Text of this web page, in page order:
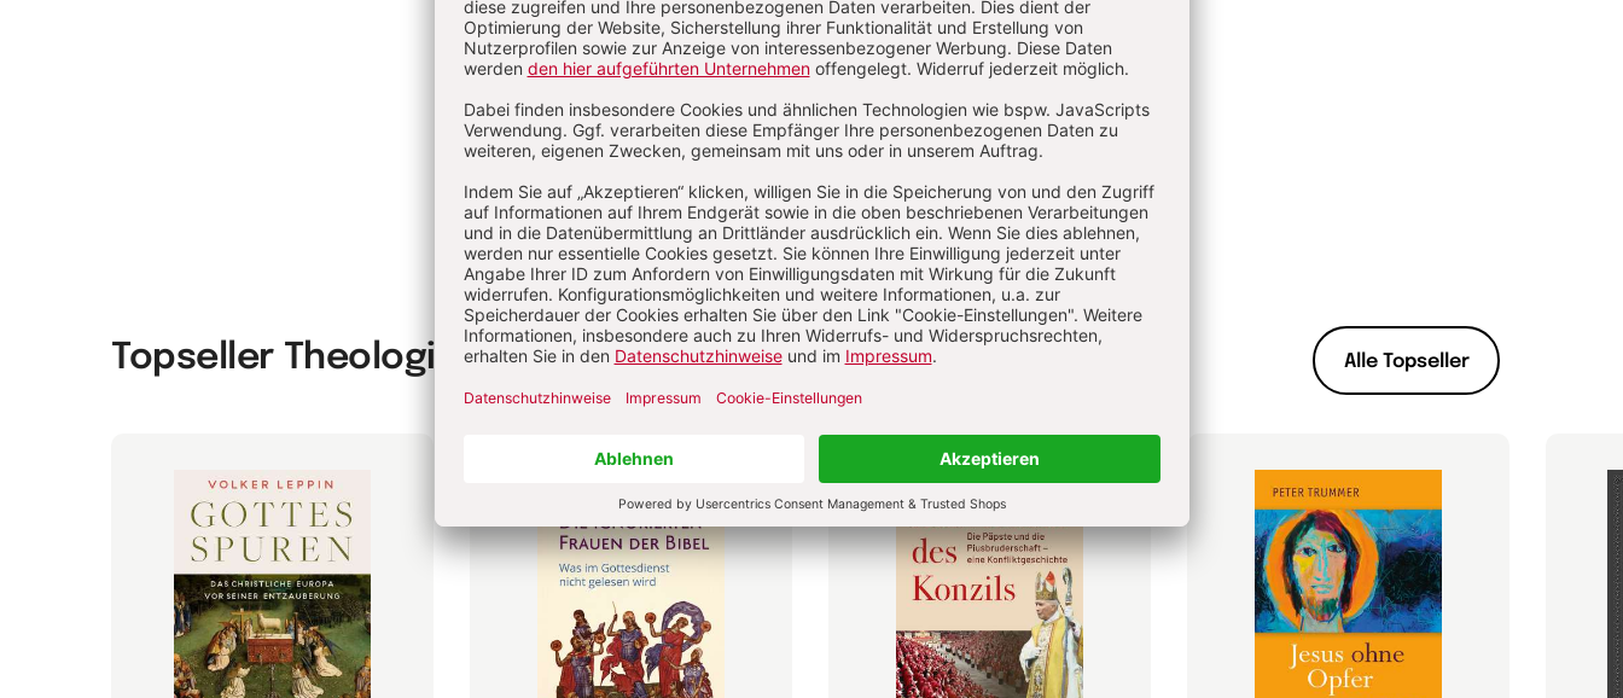
Wikinger und Kreuzzüge – Europa im Hochmittelalter
Von Germanien bis Byzanz - Europa und Asien im Frühmittelalter
Religiöse Bildung im Kindergarten
Topseller Theologie & Pastoral Alle Topseller